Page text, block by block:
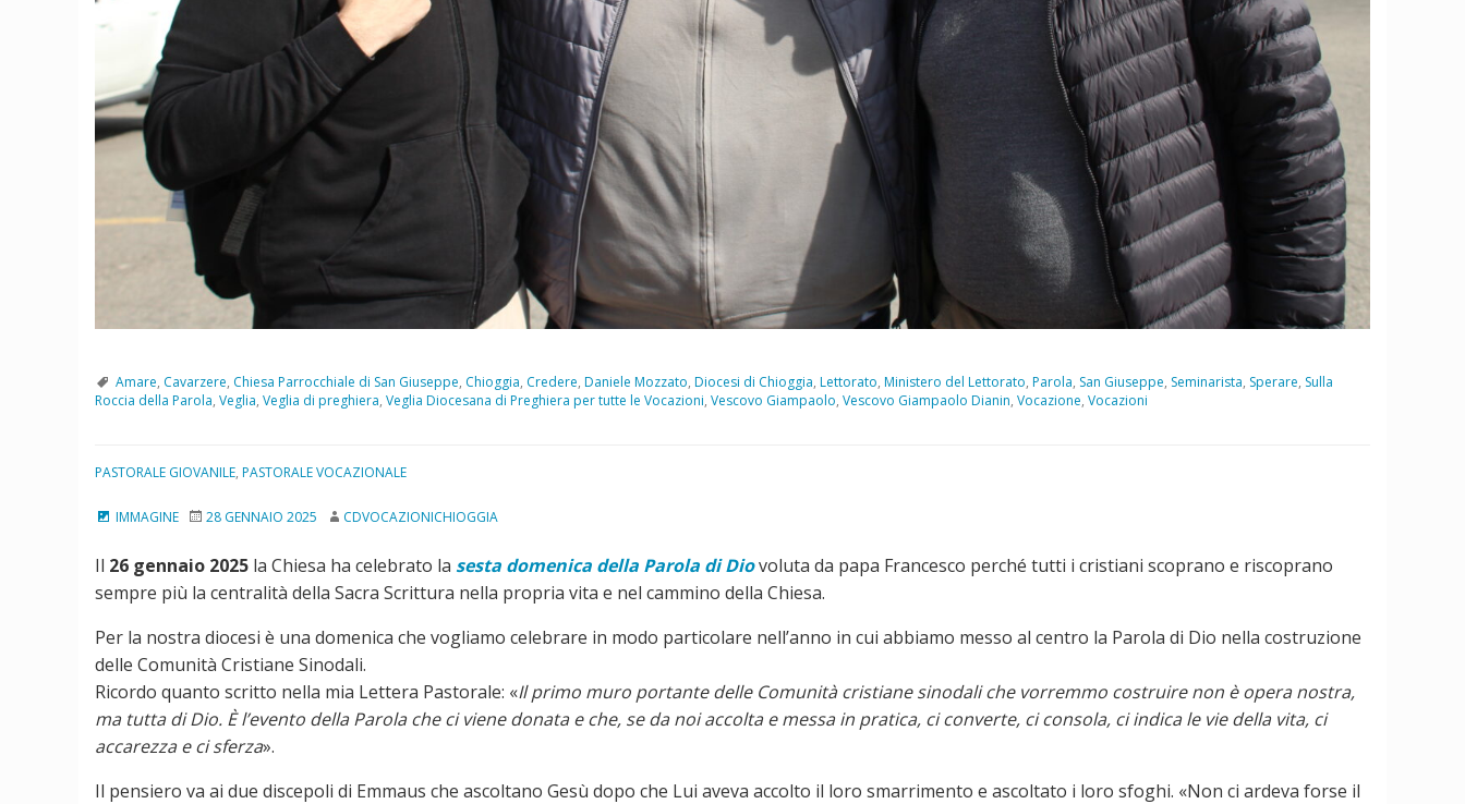
Amare, Cavarzere, Chiesa Parrocchiale di San Giuseppe, Chioggia, Credere, Daniele Mozzato, Diocesi di Chioggia, Lettorato, Ministero del Lettorato, Parola, San Giuseppe, Seminarista, Sperare, Sulla
Roccia della Parola, Veglia, Veglia di preghiera, Veglia Diocesana di Preghiera per tutte le Vocazioni, Vescovo Giampaolo, Vescovo Giampaolo Dianin, Vocazione, Vocazioni
PASTORALE GIOVANILE, PASTORALE VOCAZIONALE
IMMAGINE 28 GENNAIO 2025 CDVOCAZIONICHIOGGIA
Il 26 gennaio 2025 la Chiesa ha celebrato la sesta domenica della Parola di Diovoluta da papa Francesco perché tutti i cristiani scoprano e riscoprano
sempre più la centralità della Sacra Scrittura nella propria vita e nel cammino della Chiesa.
Per la nostra diocesi è una domenica che vogliamo celebrare in modo particolare nell’anno in cui abbiamo messo al centro la Parola di Dio nella costruzione
delle Comunità Cristiane Sinodali.
Ricordo quanto scritto nella mia Lettera Pastorale: «Il primo muro portante delle Comunità cristiane sinodali che vorremmo costruire non è opera nostra,
ma tutta di Dio. È l’evento della Parola che ci viene donata e che, se da noi accolta e messa in pratica, ci converte, ci consola, ci indica le vie della vita, ci
accarezza e ci sferza».
Il pensiero va ai due discepoli di Emmaus che ascoltano Gesù dopo che Lui aveva accolto il loro smarrimento e ascoltato i loro sfoghi. «Non ci ardeva forse il